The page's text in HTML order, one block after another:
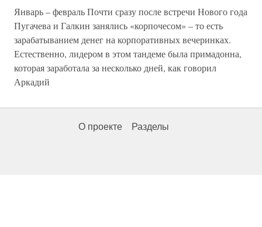
Январь – февраль Почти сразу после встречи Нового года
Пугачева и Галкин занялись «корпочесом» – то есть
зарабатыванием денег на корпоративных вечеринках.
Естественно, лидером в этом тандеме была примадонна,
которая заработала за несколько дней, как говорил
Аркадий
О проекте Разделы